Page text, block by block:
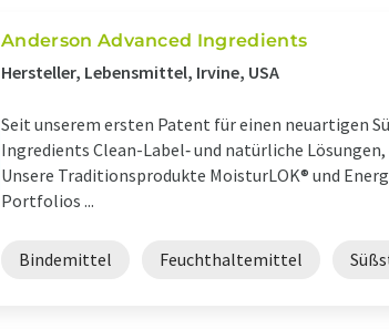
Anderson Advanced Ingredients
Hersteller, Lebensmittel, Irvine, USA
Seit unserem ersten Patent für einen neuartigen
Ingredients Clean-Label‑ und natürliche
Unsere Traditionsprodukte MoisturLOK® und
Portfolios ...
Bindemittel Feuchthaltemittel